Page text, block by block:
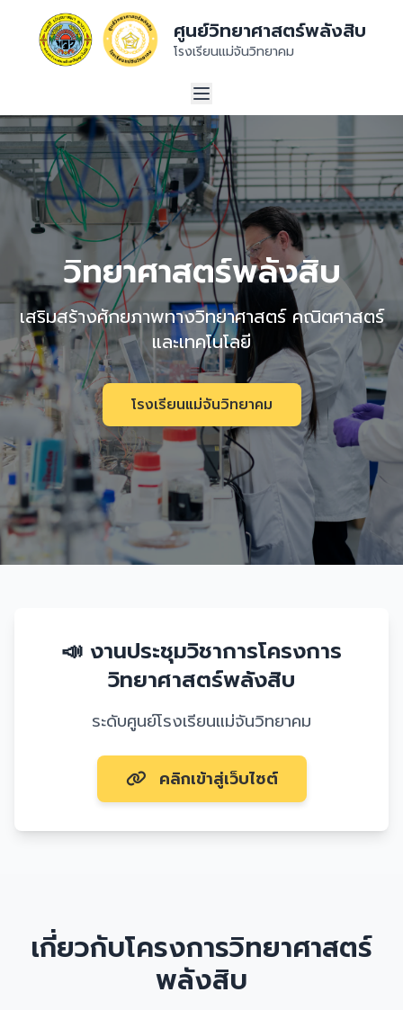
ศูนย์วิทยาศาสตร์พลังสิบ
โรงเรียนแม่จันวิทยาคม
วิทยาศาสตร์พลังสิบ
เสริมสร้างศักยภาพทางวิทยาศาสตร์ คณิตศาสตร์
และเทคโนโลยี
โรงเรียนแม่จันวิทยาคม
📣 งานประชุมวิชาการโครงการ
วิทยาศาสตร์พลังสิบ
ระดับศูนย์โรงเรียนแม่จันวิทยาคม
คลิกเข้าสู่เว็บไซต์
เกี่ยวกับโครงการวิทยาศาสตร์
พลังสิบ